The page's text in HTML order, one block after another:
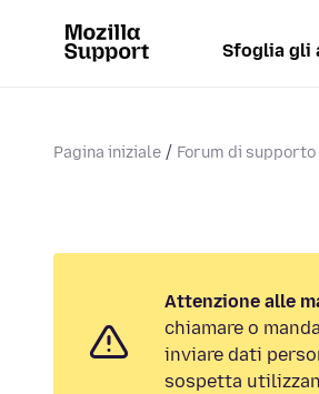
Sfoglia gli
Pagina iniziale Forum di supporto
Attenzione alle
chiamare o
inviare dati
sospetta